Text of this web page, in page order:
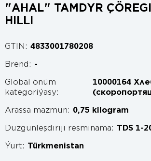
"AHAL" TAMDYR
HILLI
GTIN: 4833001780208
Brend: -
Global önüm
kategoriýasy:
10000164
Arassa mazmun: 0,75 kilogram
Düzgünleşdiriji resminama: TDS 1-
Ýurt: Türkmenistan